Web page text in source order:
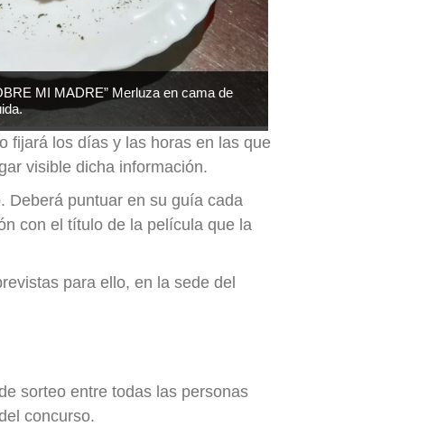
MI MADRE” Merluza en cama de
fijará los días y las horas en las que
visible dicha información.
Deberá puntuar en su guía cada
con el título de la película que la
para ello, en la sede del
sorteo entre todas las personas
concurso.